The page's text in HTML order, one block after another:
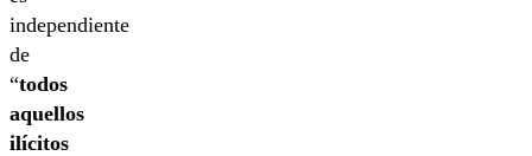
independiente
de
“todos
aquellos
ilícitos